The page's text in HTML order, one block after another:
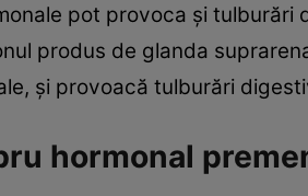
pot provoca şi
produs de glanda
şi provoacă tulburări
hormonal